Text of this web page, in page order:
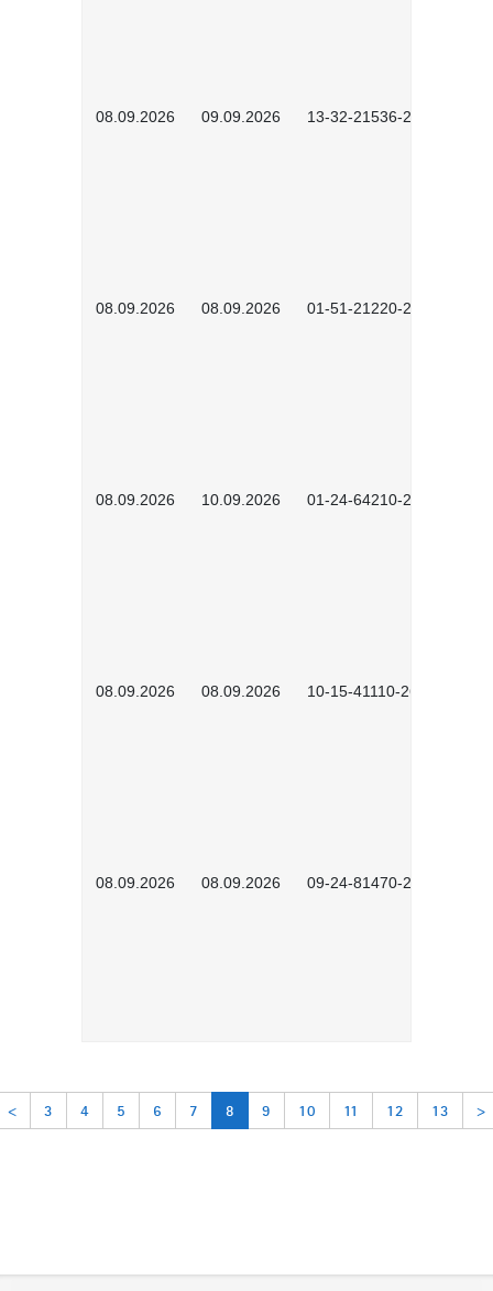
08.09.2026 09.09.2026 13-32-21536-2601
08.09.2026 08.09.2026 01-51-21220-2601
08.09.2026 10.09.2026 01-24-64210-2602
08.09.2026 08.09.2026 10-15-41110-2602
08.09.2026 08.09.2026 09-24-81470-2601
< 3 4 5 6 7 8 9 10 11 12 13 >